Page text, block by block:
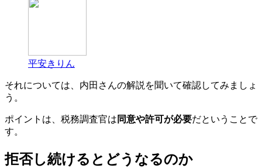
平安きりん
それについては、内田さんの解説を聞いて確認してみましょ
う。
ポイントは、税務調査官は 同意や許可が必要だということで
す。
拒否し続けるとどうなるのか